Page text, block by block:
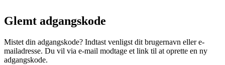
Glemt adgangskode
Mistet din adgangskode? Indtast venligst dit brugernavn eller e-
mailadresse. Du vil via e-mail modtage et link til at oprette en ny
adgangskode.